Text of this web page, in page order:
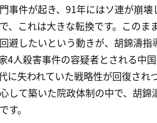
事件が起き、91年にはソ連が崩
、これは大きな転換です。このま
避したいという動きが、胡錦濤
4人殺害事件の容疑者とされる中
に失われていた戦略性が回復され
して築いた院政体制の中で、胡
す。